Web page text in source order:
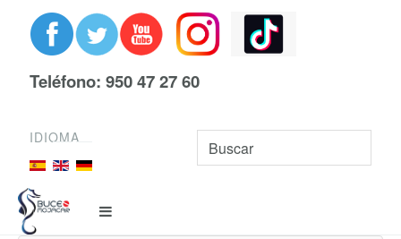
Teléfono: 950 47 27 60
IDIOMA